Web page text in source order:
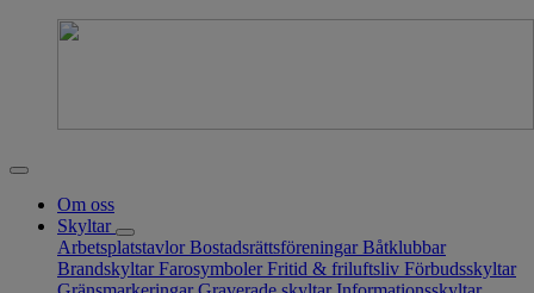
Om oss
Skyltar
Arbetsplatstavlor Bostadsrättsföreningar Båtklubbar
Brandskyltar Farosymboler Fritid & friluftsliv Förbudsskyltar